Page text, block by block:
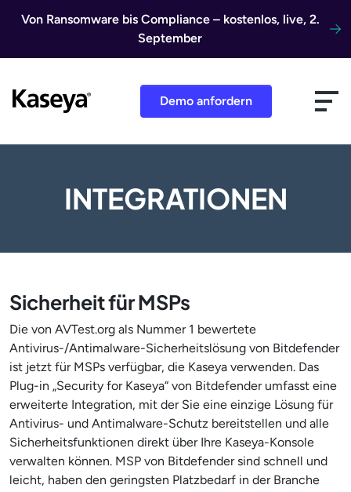
Von Ransomware bis Compliance – kostenlos, live, 2.
September
Demo anfordern
INTEGRATIONEN
Sicherheit für MSPs
Die von AVTest.org als Nummer 1 bewertete
Antivirus-/Antimalware-Sicherheitslösung von Bitdefender
ist jetzt für MSPs verfügbar, die Kaseya verwenden. Das
Plug-in „Security for Kaseya“ von Bitdefender umfasst eine
erweiterte Integration, mit der Sie eine einzige Lösung für
Antivirus- und Antimalware-Schutz bereitstellen und alle
Sicherheitsfunktionen direkt über Ihre Kaseya-Konsole
verwalten können. MSP von Bitdefender sind schnell und
leicht, haben den geringsten Platzbedarf in der Branche